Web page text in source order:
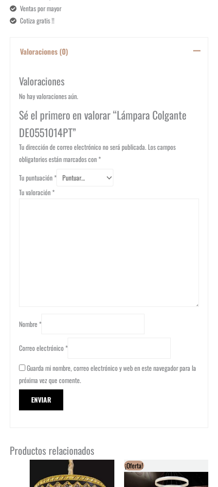
Ventas por mayor
Cotiza gratis !!
Valoraciones (0)
Valoraciones
No hay valoraciones aún.
Sé el primero en valorar “Lámpara Colgante
DE0551014PT”
Tu dirección de correo electrónico no será publicada. Los campos
obligatorios están marcados con*
Tu puntuación*
Tu valoración*
Nombre *
Correo electrónico*
Guarda mi nombre, correo electrónico y web en este navegador para la
próxima vez que comente.
Productos relacionados
¡Oferta!